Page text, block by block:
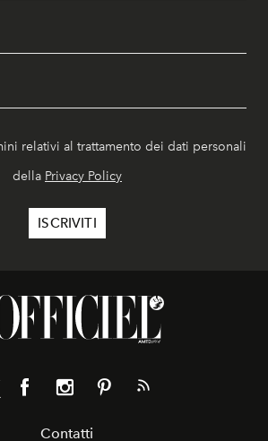
relativi al trattamento dei dati personali
della Privacy Policy
Contatti